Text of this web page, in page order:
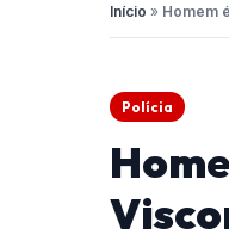
Início » Homem
Polícia